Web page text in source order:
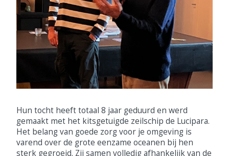
Hun tocht heeft totaal 8 jaar geduurd en werd
gemaakt met het kitsgetuigde zeilschip de Lucipara.
Het belang van goede zorg voor je omgeving is
varend over de grote eenzame oceanen bij hen
sterk gegroeid. Zij samen volledig afhankelijk van de